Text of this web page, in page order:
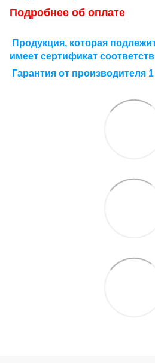
Подробнее об оплате
Продукция, которая
имеет сертификат
Гарантия от производителя